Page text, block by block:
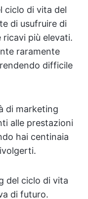
ciclo di vita del
di usufruire di
più elevati.
raramente
difficile
di marketing
alle prestazioni
hai centinaia
del ciclo di vita
di futuro.